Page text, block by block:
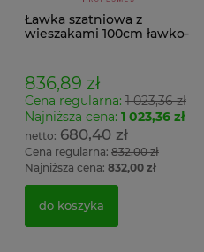
Ławka szatniowa z
wieszakami 100cm ławko-
836,89 zł
Cena regularna: 1 023,36 zł
Najniższa cena: 1 023,36 zł
680,40 zł
Cena regularna: 832,00 zł
Najniższa cena: 832,00 zł
do koszyka